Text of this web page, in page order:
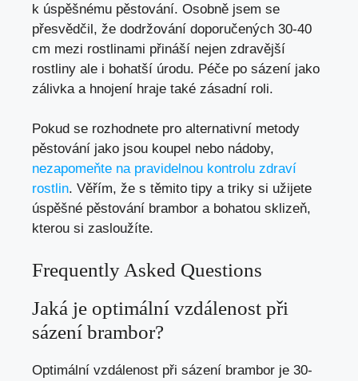
k úspěšnému pěstování. Osobně jsem se
přesvědčil, že dodržování doporučených 30-40
cm mezi rostlinami přináší nejen zdravější
rostliny ale i bohatší úrodu. Péče po sázení jako
zálivka a hnojení hraje také zásadní roli.
Pokud se rozhodnete pro alternativní metody
pěstování jako jsou koupel nebo nádoby,
nezapomeňte na pravidelnou kontrolu zdraví
rostlin. Věřím, že s těmito tipy a triky si užijete
úspěšné pěstování brambor a bohatou sklizeň,
kterou si zasloužíte.
Frequently Asked Questions
Jaká je optimální vzdálenost při
sázení brambor?
Optimální vzdálenost při sázení brambor je 30-